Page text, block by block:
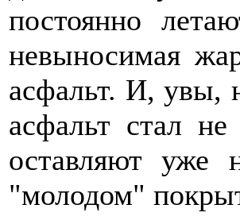
постоянно
невыносимая
асфальт. И, увы,
асфальт стал
оставляют уже
"молодом"